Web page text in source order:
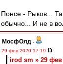
Понсе - Рыков...
обычно... И не в
МосфОлд -
29 фев 2020 17:19
irod sm » 29 фев